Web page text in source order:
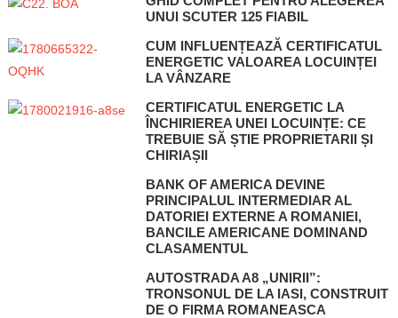
UNUI SCUTER 125 FIABIL
CUM INFLUENȚEAZĂ CERTIFICATUL
ENERGETIC VALOAREA LOCUINȚEI
LA VÂNZARE
CERTIFICATUL ENERGETIC LA
ÎNCHIRIEREA UNEI LOCUINȚE: CE
TREBUIE SĂ ȘTIE PROPRIETARII ȘI
CHIRIAȘII
BANK OF AMERICA DEVINE
PRINCIPALUL INTERMEDIAR AL
DATORIEI EXTERNE A ROMANIEI,
BANCILE AMERICANE DOMINAND
CLASAMENTUL
AUTOSTRADA A8 „UNIRII”:
TRONSONUL DE LA IASI, CONSTRUIT
DE O FIRMA ROMANEASCA